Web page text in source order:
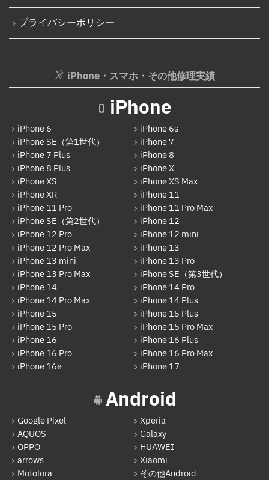
パソコンその他部品修理
AppleWatchフロントパネル交換修理
iPhone 17
Google Pixel
Xperia
Galaxy
OPPO
HUAWEI
arrows
Xiaomi
Motolora
その他Android
iPad
iPad Pro 12.9インチ（第6世代）
iPad Air（第1世代）
iPad mini（第2世代）
iPad mini（第4世代）
iPad Pro 12.9インチ（第1世代）
プライバシーポリシー
iPhone・スマホ・その他修理実績
iPhone
iPhone 6
iPhone 6s
iPhone SE（第1世代）
iPhone 7
iPhone 7 Plus
iPhone 8
iPhone 8 Plus
iPhone X
iPhone XS
iPhone XS Max
iPhone XR
iPhone 11
iPhone 11 Pro
iPhone 11 Pro Max
iPhone SE（第2世代）
iPhone 12
iPhone 12 Pro
iPhone 12 mini
iPhone 12 Pro Max
iPhone 13
iPhone 13 mini
iPhone 13 Pro
iPhone 13 Pro Max
iPhone SE（第3世代）
iPhone 14
iPhone 14 Pro
iPhone 14 Pro Max
iPhone 14 Plus
iPhone 15
iPhone 15 Plus
iPhone 15 Pro
iPhone 15 Pro Max
iPhone 16
iPhone 16 Plus
iPhone 16 Pro
iPhone 16 Pro Max
iPhone 16e
iPhone 17
Android
Google Pixel
Xperia
AQUOS
Galaxy
OPPO
HUAWEI
arrows
Xiaomi
Motolora
その他Android